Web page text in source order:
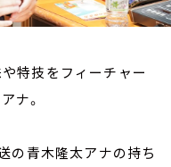
特技をフィーチャー
ナ。
の青木隆太アナの持ち